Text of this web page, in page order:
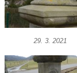
od Kozel
29. 3. 2021